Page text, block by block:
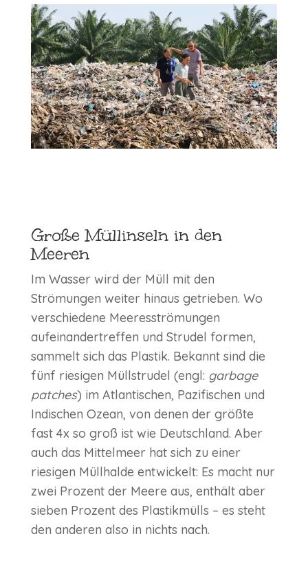
Große Müllinseln in den
Meeren
Im Wasser wird der Müll mit den
Strömungen weiter hinaus getrieben. Wo
verschiedene Meeresströmungen
aufeinandertreffen und Strudel formen,
sammelt sich das Plastik. Bekannt sind die
fünf riesigen Müllstrudel (engl: garbage
patches) im Atlantischen, Pazifischen und
Indischen Ozean, von denen der größte
fast 4x so groß ist wie Deutschland. Aber
auch das Mittelmeer hat sich zu einer
riesigen Müllhalde entwickelt: Es macht nur
zwei Prozent der Meere aus, enthält aber
sieben Prozent des Plastikmülls – es steht
den anderen also in nichts nach.